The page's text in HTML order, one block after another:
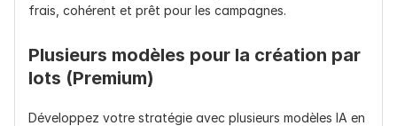
frais, cohérent et prêt pour les campagnes.
Plusieurs modèles pour la création par
lots (Premium)
Développez votre stratégie avec plusieurs modèles IA en